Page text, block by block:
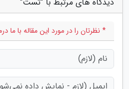
* نظرتان را در مورد این مقاله با ما